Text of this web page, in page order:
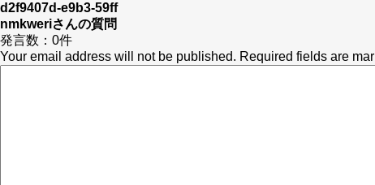
d2f9407d-e9b3-59ff
nmkweriさんの質問
発言数： 0件
Your email address will not be published. Required fields are